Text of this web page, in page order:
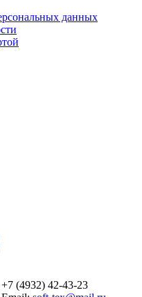
данных
+7 (4932) 42-43-23